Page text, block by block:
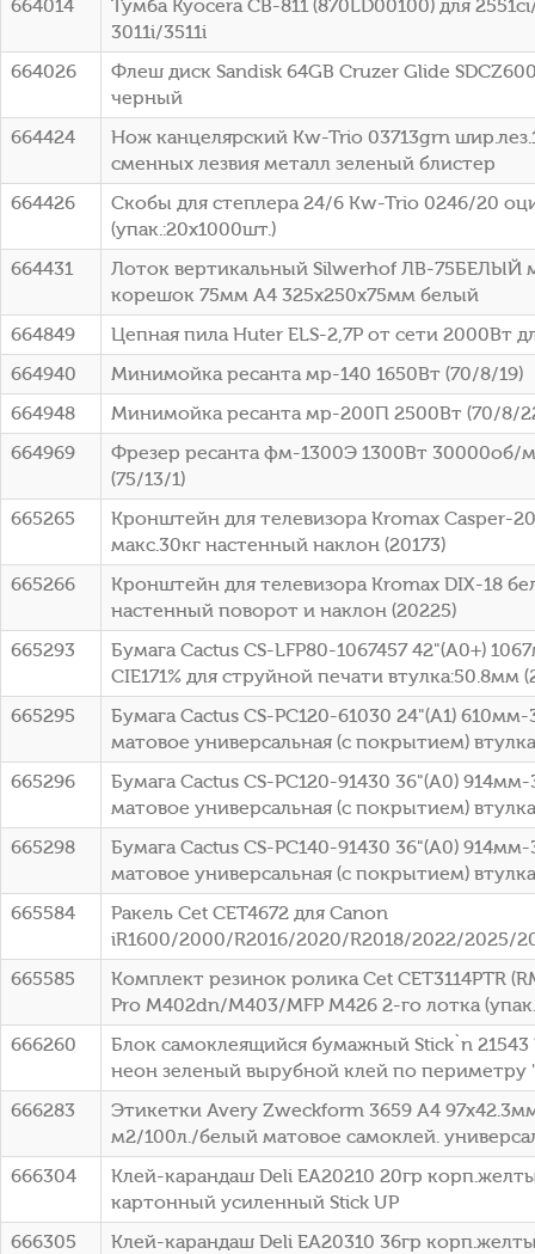
664014
Тумба Kyocera CB-811 (870LD00100) для
3011i/3511i
664026
Флеш диск Sandisk 64GB Cruzer Glide
черный
664424
Нож канцелярский Kw-Trio 03713grn
сменных лезвия металл зеленый блистер
664426
Скобы для степлера 24/6 Kw-Trio 0246/20
(упак.:20x1000шт.)
664431
Лоток вертикальный Silwerhof ЛВ-75БЕЛЫЙ
корешок 75мм A4 325x250x75мм белый
664849
Цепная пила Huter ELS-2,7P от сети 2000Вт
664940
Минимойка ресанта мр-140 1650Вт (70/8/19)
664948
Минимойка ресанта мр-200П 2500Вт (70/8/
664969
Фрезер ресанта фм-1300Э 1300Вт 30000об/
(75/13/1)
665265
Кронштейн для телевизора Kromax Casper-
макс.30кг настенный наклон (20173)
665266
Кронштейн для телевизора Kromax DIX-18
настенный поворот и наклон (20225)
665293
Бумага Cactus CS-LFP80-1067457 42"(A0+)
CIE171% для струйной печати втулка:50.8мм
665295
Бумага Cactus CS-PC120-61030 24"(A1)
матовое универсальная (с покрытием)
665296
Бумага Cactus CS-PC120-91430 36"(A0)
матовое универсальная (с покрытием)
665298
Бумага Cactus CS-PC140-91430 36"(A0)
матовое универсальная (с покрытием)
665584
Ракель Cet CET4672 для Canon
iR1600/2000/R2016/2020/R2018/2022/2025/
665585
Комплект резинок ролика Cet CET3114PTR
Pro M402dn/M403/MFP M426 2-го лотка
666260
Блок самоклеящийся бумажный Stick`n
неон зеленый вырубной клей по периметру
666283
Этикетки Avery Zweckform 3659 A4
м2/100л./белый матовое самоклей.
666304
Клей-карандаш Deli EA20210 20гр
картонный усиленный Stick UP
666305
Клей-карандаш Deli EA20310 36гр